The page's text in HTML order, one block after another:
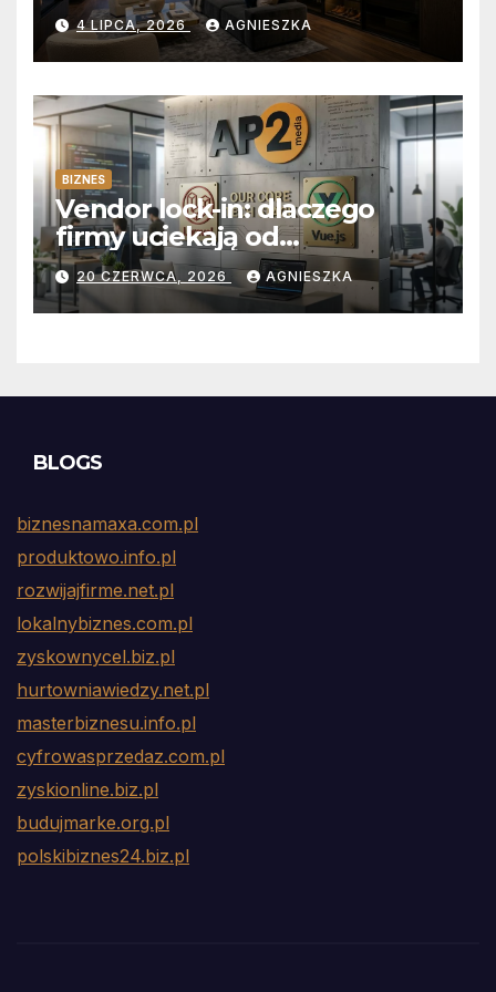
na wymiar?
4 LIPCA, 2026 AGNIESZKA
BIZNES
Vendor lock-in: dlaczego
firmy uciekają od
abonamentów do własnego
kodu
20 CZERWCA, 2026 AGNIESZKA
BLOGS
biznesnamaxa.com.pl
produktowo.info.pl
rozwijajfirme.net.pl
lokalnybiznes.com.pl
zyskownycel.biz.pl
hurtowniawiedzy.net.pl
masterbiznesu.info.pl
cyfrowasprzedaz.com.pl
zyskionline.biz.pl
budujmarke.org.pl
polskibiznes24.biz.pl